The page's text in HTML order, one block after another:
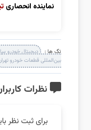
نماینده انحصاری
تگ ها : دیجیتال خودرو
بین‌المللی قطعات خودرو
نظرات
برای ثبت نظر